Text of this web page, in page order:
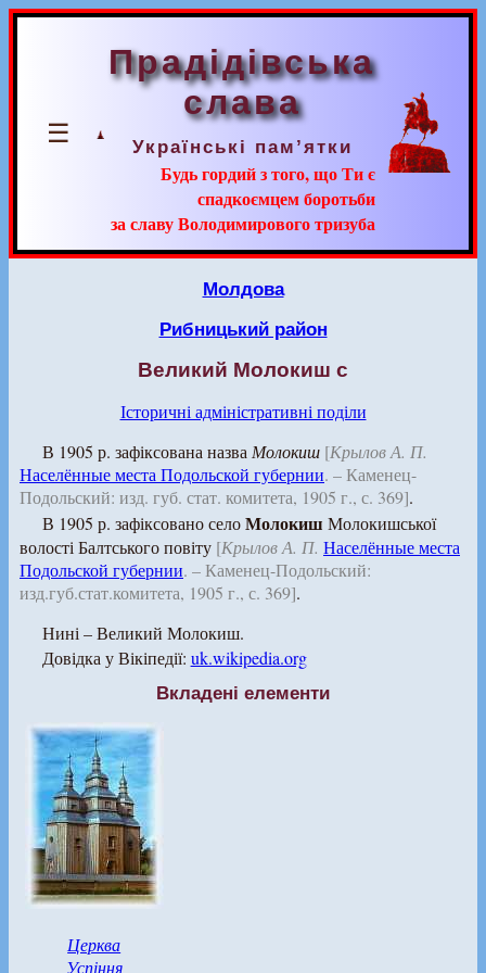
☰
Прадідівська
слава
Українські пам’ятки
Будь гордий з того, що Ти є
спадкоємцем боротьби
за славу Володимирового тризуба
Молдова
Рибницький район
Великий Молокиш c
Історичні адміністративні поділи
В 1905 р. зафіксована назва Молокиш [Крылов А. П.
Населённые места Подольской губернии. – Каменец-
Подольский: изд. губ. стат. комитета, 1905 г., с. 369].
В 1905 р. зафіксовано селоМолокиш Молокишської
волості Балтського повіту [Крылов А. П. Населённые места
Подольской губернии. – Каменец-Подольский:
изд.губ.стат.комитета, 1905 г., с. 369].
Нині – Великий Молокиш.
Довідка у Вікіпедії: uk.wikipedia.org
Вкладені елементи
Церква
Успіння